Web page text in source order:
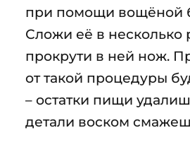
при помощи вощёной
Сложи её в несколько
прокрути в ней нож.
от такой процедуры
– остатки пищи
детали воском